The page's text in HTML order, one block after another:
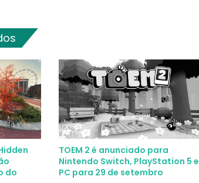
do
TOEM 2 é anunciado para
Nintendo Switch, PlayStation 5 e
PC para 29 de setembro